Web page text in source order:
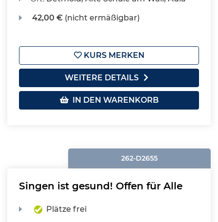
42,00 € (nicht ermäßigbar)
KURS MERKEN
WEITERE DETAILS
IN DEN WARENKORB
262-D2655
Singen ist gesund! Offen für Alle
Plätze frei